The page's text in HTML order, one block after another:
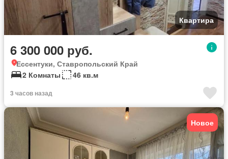
Квартира
6 300 000 руб.
Ессентуки, Ставропольский Край
2 Комнаты
46 кв.м
3 часов назад
Новое